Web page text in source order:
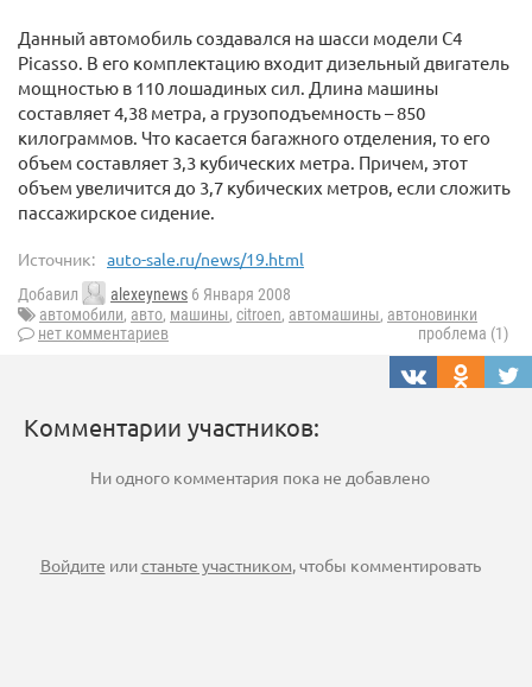
Данный автомобиль создавался на шасси модели C4
Picasso. В его комплектацию входит дизельный двигатель
мощностью в 110 лошадиных сил. Длина машины
составляет 4,38 метра, а грузоподъемность – 850
килограммов. Что касается багажного отделения, то его
объем составляет 3,3 кубических метра. Причем, этот
объем увеличится до 3,7 кубических метров, если сложить
пассажирское сидение.
Источник: auto-sale.ru/news/19.html
Добавил alexeynews 6 Января 2008
автомобили, авто, машины, citroen, автомашины, автоновинки
нет комментариев
проблема (1)
Комментарии участников:
Ни одного комментария пока не добавлено
Войдите илистаньте участником, чтобы комментировать